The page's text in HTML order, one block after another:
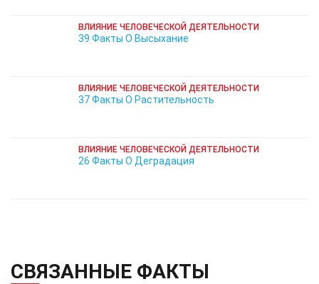
ВЛИЯНИЕ ЧЕЛОВЕЧЕСКОЙ ДЕЯТЕЛЬНОСТИ
39 Факты О Высыхание
ВЛИЯНИЕ ЧЕЛОВЕЧЕСКОЙ ДЕЯТЕЛЬНОСТИ
37 Факты О Растительность
ВЛИЯНИЕ ЧЕЛОВЕЧЕСКОЙ ДЕЯТЕЛЬНОСТИ
26 Факты О Деградация
СВЯЗАННЫЕ ФАКТЫ